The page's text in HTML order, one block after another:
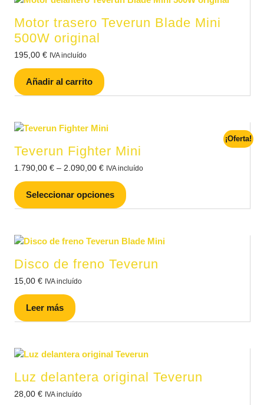
Motor trasero Teverun Blade Mini
500W original
195,00 € IVA incluído
Añadir al carrito
¡Oferta!
Teverun Fighter Mini
1.790,00 € – 2.090,00 € IVA incluído
Seleccionar opciones
Disco de freno Teverun
15,00 € IVA incluído
Leer más
Luz delantera original Teverun
28,00 € IVA incluído